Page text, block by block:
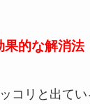
的な解消法
コリと出て